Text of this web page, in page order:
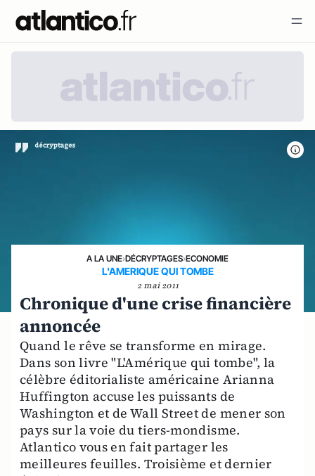
A LA UNE›DÉCRYPTAGES›ECONOMIE
L'AMERIQUE QUI TOMBE
2 mai 2011
Chronique d'une crise financière
annoncée
Quand le rêve se transforme en mirage.
Dans son livre "L'Amérique qui tombe", la
célèbre éditorialiste américaine Arianna
Huffington accuse les puissants de
Washington et de Wall Street de mener son
pays sur la voie du tiers-mondisme.
Atlantico vous en fait partager les
meilleures feuilles. Troisième et dernier